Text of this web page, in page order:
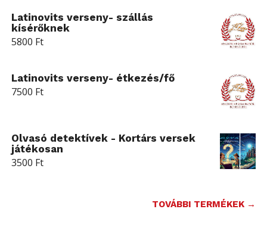
Latinovits verseny- szállás
kísérőknek
5800 Ft
Latinovits verseny- étkezés/fő
7500 Ft
Olvasó detektívek - Kortárs versek
játékosan
3500 Ft
TOVÁBBI TERMÉKEK →